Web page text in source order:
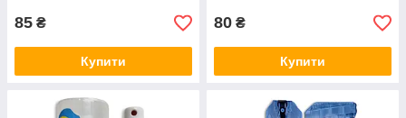
85 ₴
Купити
80 ₴
Купити